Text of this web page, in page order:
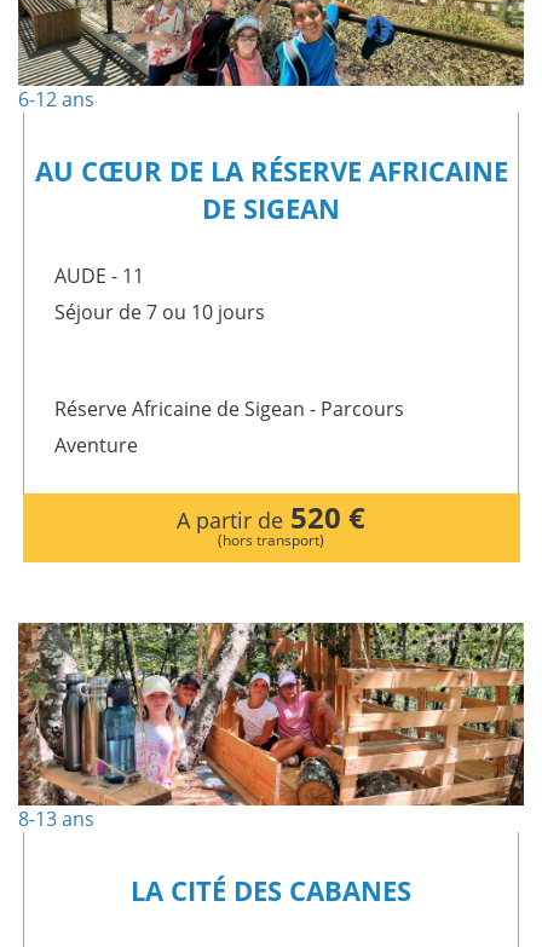
6-12 ans
AU CŒUR DE LA RÉSERVE AFRICAINE
DE SIGEAN
AUDE - 11
Séjour de 7 ou 10 jours
Réserve Africaine de Sigean - Parcours
Aventure
A partir de 520 €
(hors transport)
8-13 ans
LA CITÉ DES CABANES